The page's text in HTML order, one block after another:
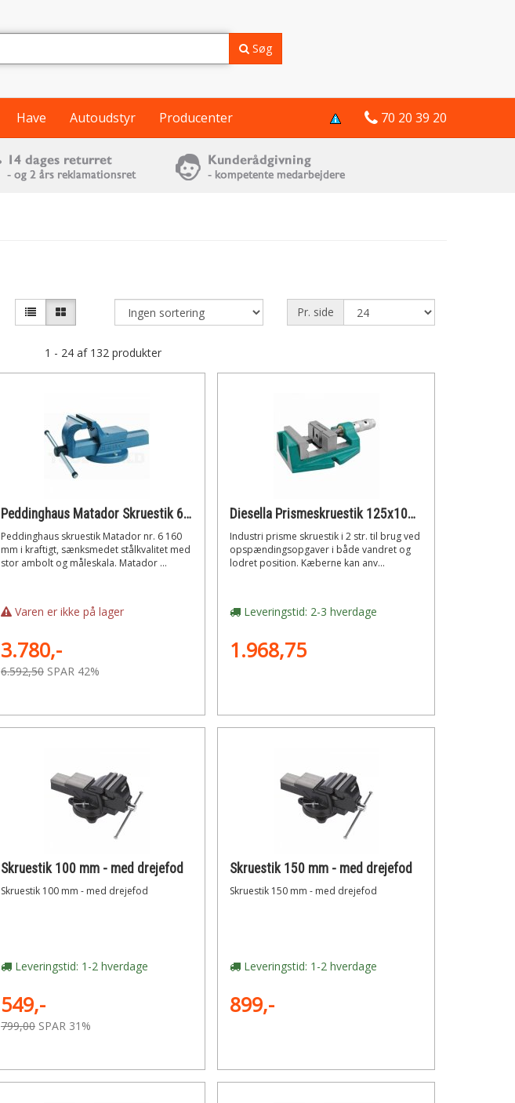
Søg
Have Autoudstyr Producenter 70 20 39 20
Pr. side
1 - 24 af 132 produkter
Peddinghaus Matador Skruestik 6 160 mm
Peddinghaus skruestik Matador nr. 6 160
mm i kraftigt, sænksmedet stålkvalitet med
stor ambolt og måleskala. Matador ...
Varen er ikke på lager
3.780,-
6.592,50 SPAR 42%
Diesella Prismeskruestik 125x100 mm
Industri prisme skruestik i 2 str. til brug ved
opspændingsopgaver i både vandret og
lodret position. Kæberne kan anv...
Leveringstid: 2-3 hverdage
1.968,75
Skruestik 100 mm - med drejefod
Skruestik 100 mm - med drejefod
Leveringstid: 1-2 hverdage
549,-
799,00 SPAR 31%
Skruestik 150 mm - med drejefod
Skruestik 150 mm - med drejefod
Leveringstid: 1-2 hverdage
899,-